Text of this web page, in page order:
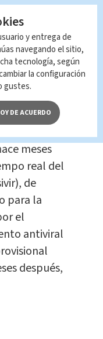
finales,
haya
Europea,
sobre las
meses
real del
de
para la
el
antiviral
después,
y entrega de
navegando el sitio,
tecnología, según
la configuración
gustes.
DE ACUERDO